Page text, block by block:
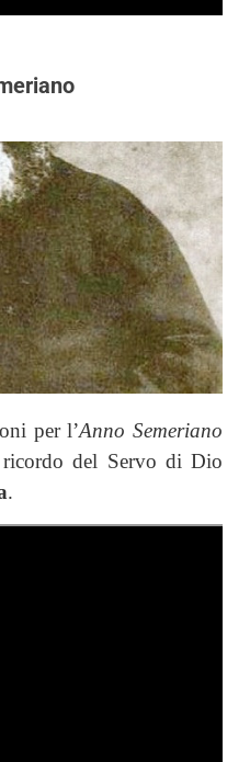
per l’Anno Semeriano
del Servo di Dio
.